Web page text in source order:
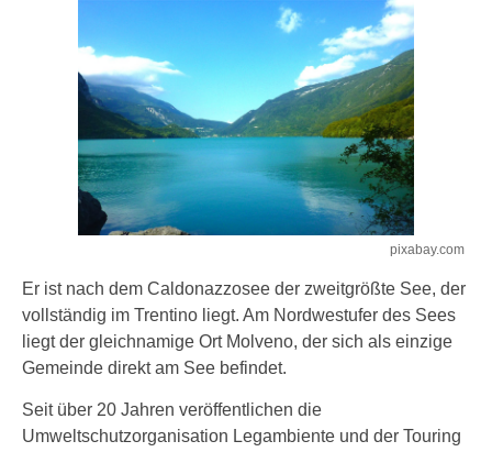
pixabay.com
Er ist nach dem Caldonazzosee der zweitgrößte See, der
vollständig im Trentino liegt. Am Nordwestufer des Sees
liegt der gleichnamige Ort Molveno, der sich als einzige
Gemeinde direkt am See befindet.
Seit über 20 Jahren veröffentlichen die
Umweltschutzorganisation Legambiente und der Touring